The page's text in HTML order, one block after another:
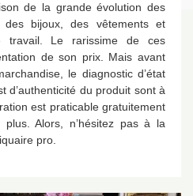
de la grande évolution des
des bijoux, des vêtements et
travail. Le rarissime de ces
de son prix. Mais avant
le diagnostic d’état
d’authenticité du produit sont à
est praticable gratuitement
Alors, n’hésitez pas à la
pro.